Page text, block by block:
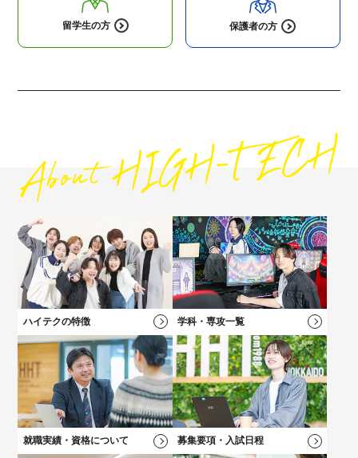
留学生の方 保護者の方
オススメのコンテンツ
自分の「好き！」が見つかる！
好きなメニューを選べる★オープンキャンパス
社会人・フリーターの方にオススメのコンテンツ
キャリアチェンジをお考えの方にオススメの説明会！
高校2年生向けのイベントや最新情報、進路選びについてはこち
ら！
保護者の方にオススメのコンテンツ
保護者の方向けのご案内、学費説明動画はコチラ
ハイテクの特徴 学科・専攻一覧
就職実績・資格について 募集要項・入試日程